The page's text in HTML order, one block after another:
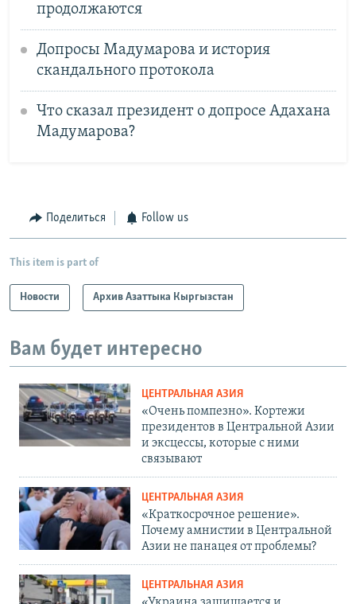
продолжаются
Допросы Мадумарова и история
скандального протокола
Что сказал президент о допросе Адахана
Мадумарова?
Поделиться Follow us
This item is part of
Новости Архив Азаттыка Кыргызстан
Вам будет интересно
ЦЕНТРАЛЬНАЯ АЗИЯ
«Очень помпезно». Кортежи
президентов в Центральной Азии
и эксцессы, которые с ними
связывают
ЦЕНТРАЛЬНАЯ АЗИЯ
«Краткосрочное решение».
Почему амнистии в Центральной
Азии не панацея от проблемы?
ЦЕНТРАЛЬНАЯ АЗИЯ